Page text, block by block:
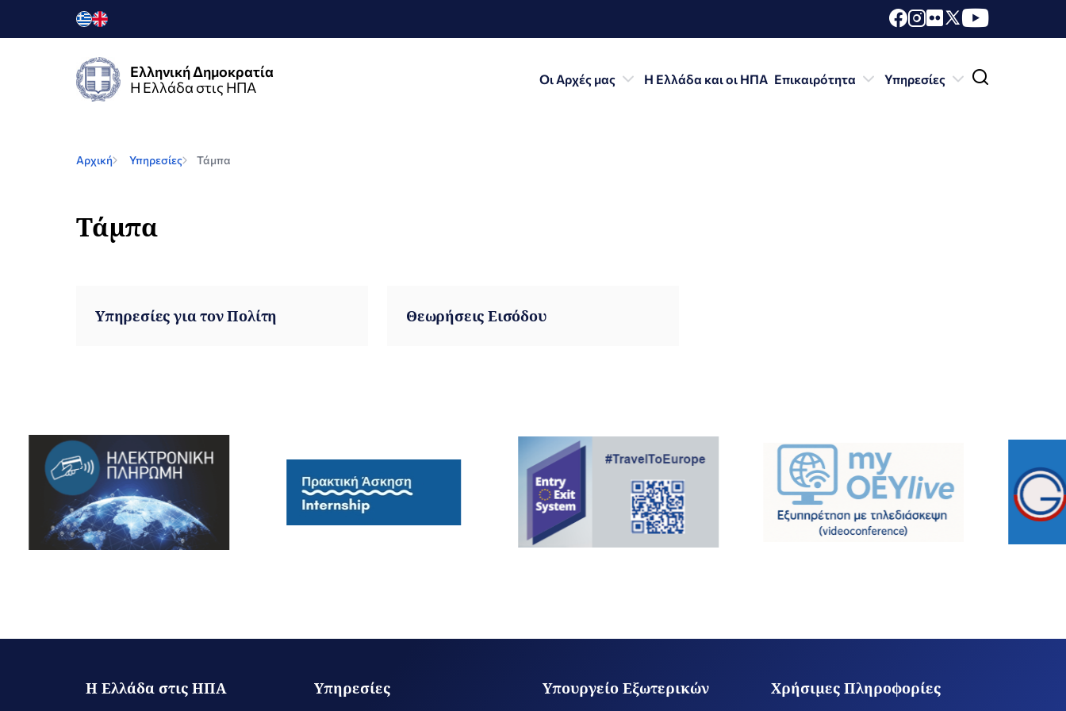
Ελληνική Δημοκρατία
Η Ελλάδα στις ΗΠΑ
Οι Αρχές μας Η Ελλάδα και οι ΗΠΑ Επικαιρότητα Υπηρεσίες
Αρχική Υπηρεσίες Τάμπα
Τάμπα
Υπηρεσίες για τον Πολίτη Θεωρήσεις Εισόδου
Η Ελλάδα στις ΗΠΑ Υπηρεσίες Υπουργείο Εξωτερικών Χρήσιμες Πληροφορίες